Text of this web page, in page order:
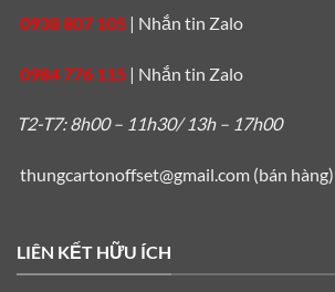
0938 807 105 | Nhắn tin Zalo
0984 776 115 | Nhắn tin Zalo
T2-T7: 8h00 – 11h30/ 13h – 17h00
thungcartonoffset@gmail.com (bán hàng)
LIÊN KẾT HỮU ÍCH